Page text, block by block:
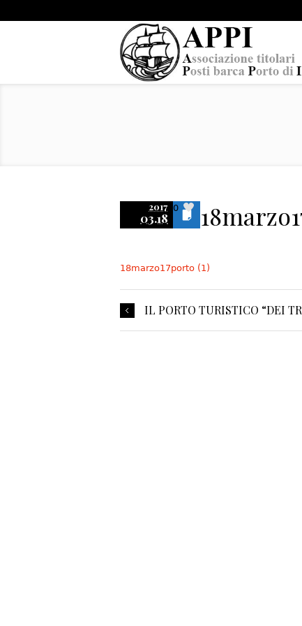
2017
03.18
0
18marzo17porto (1)
IL PORTO TURISTICO “DEI